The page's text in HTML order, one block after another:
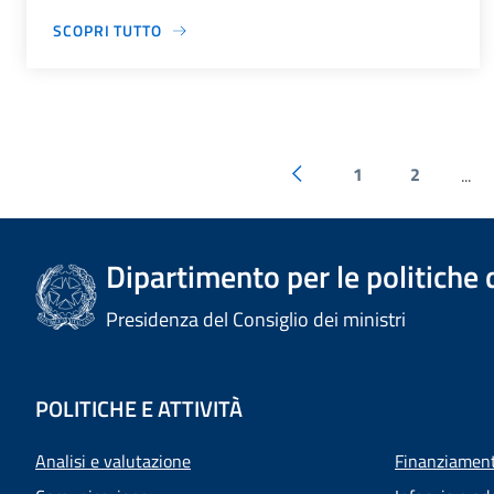
SCOPRI TUTTO
1 2 ...
Dipartimento per le politiche
Presidenza del Consiglio dei ministri
POLITICHE E ATTIVITÀ
Analisi e valutazione